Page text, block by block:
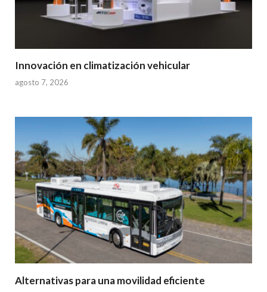
Innovación en climatización vehicular
agosto 7, 2026
Alternativas para una movilidad eficiente